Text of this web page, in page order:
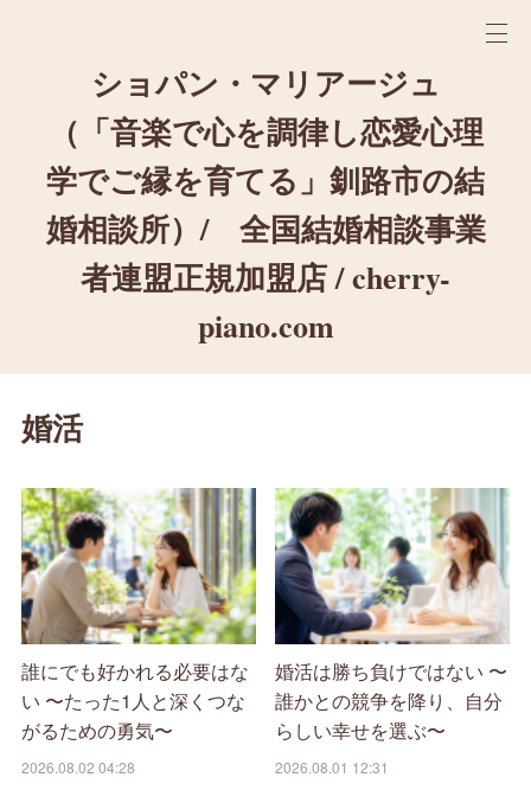
ショパン・マリアージュ
（「音楽で心を調律し恋愛心理
学でご縁を育てる」釧路市の結
婚相談所）/ 全国結婚相談事業
者連盟正規加盟店 / cherry-
piano.com
婚活
誰にでも好かれる必要はな
い 〜たった1人と深くつな
がるための勇気〜
2026.08.02 04:28
婚活は勝ち負けではない 〜
誰かとの競争を降り、自分
らしい幸せを選ぶ〜
2026.08.01 12:31